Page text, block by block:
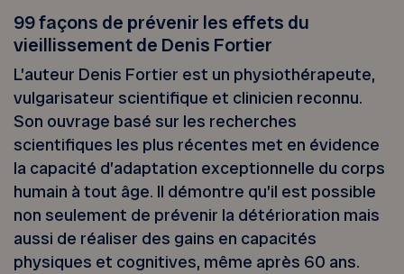
99 façons de prévenir les effets du
vieillissement de Denis Fortier
L’auteur Denis Fortier est un physiothérapeute,
vulgarisateur scientifique et clinicien reconnu.
Son ouvrage basé sur les recherches
scientifiques les plus récentes met en évidence
la capacité d’adaptation exceptionnelle du corps
humain à tout âge. Il démontre qu’il est possible
non seulement de prévenir la détérioration mais
aussi de réaliser des gains en capacités
physiques et cognitives, même après 60 ans.